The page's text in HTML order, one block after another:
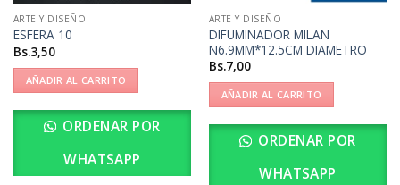
ARTE Y DISEÑO
ESFERA 10
Bs.3,50
AÑADIR AL CARRITO
ORDENAR POR
WHATSAPP
ARTE Y DISEÑO
DIFUMINADOR MILAN
N6.9MM*12.5CM DIAMETRO
Bs.7,00
AÑADIR AL CARRITO
ORDENAR POR
WHATSAPP